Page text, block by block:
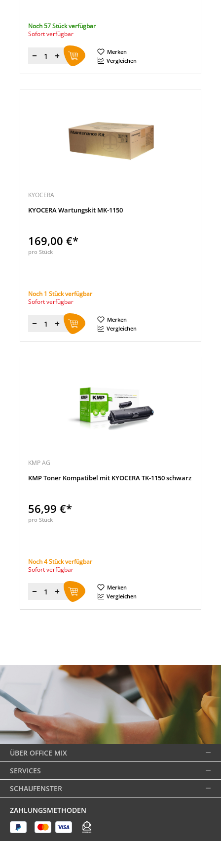
Noch 57 Stück verfügbar
Sofort verfügbar
Menge
Merken
Vergleichen
KYOCERA
KYOCERA Wartungskit MK-1150
169,00 €*
pro Stück
Noch 1 Stück verfügbar
Sofort verfügbar
Menge
Merken
Vergleichen
KMP AG
KMP Toner Kompatibel mit KYOCERA TK-1150 schwarz
56,99 €*
pro Stück
Noch 4 Stück verfügbar
Sofort verfügbar
Menge
Merken
Vergleichen
ÜBER OFFICE MIX
SERVICES
SCHAUFENSTER
ZAHLUNGSMETHODEN